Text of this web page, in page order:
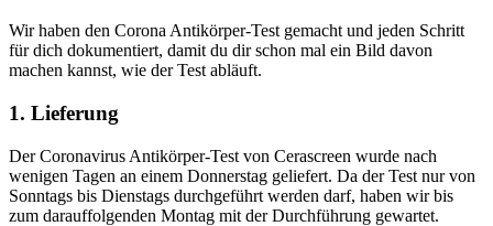
Wir haben den Corona Antikörper-Test gemacht und jeden Schritt
für dich dokumentiert, damit du dir schon mal ein Bild davon
machen kannst, wie der Test abläuft.
1. Lieferung
Der Coronavirus Antikörper-Test von Cerascreen wurde nach
wenigen Tagen an einem Donnerstag geliefert. Da der Test nur von
Sonntags bis Dienstags durchgeführt werden darf, haben wir bis
zum darauffolgenden Montag mit der Durchführung gewartet.